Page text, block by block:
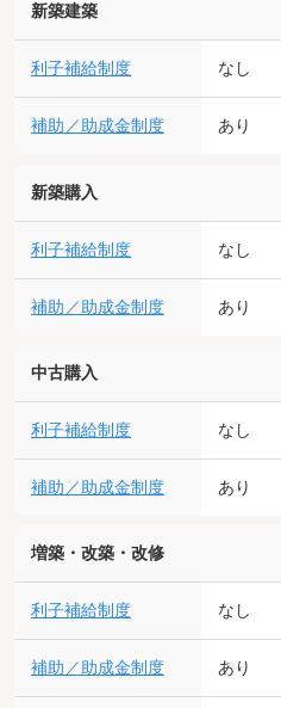
新築建築
利子補給制度 なし
補助／助成金制度 あり
新築購入
利子補給制度 なし
補助／助成金制度 あり
中古購入
利子補給制度 なし
補助／助成金制度 あり
増築・改築・改修
利子補給制度 なし
補助／助成金制度 あり